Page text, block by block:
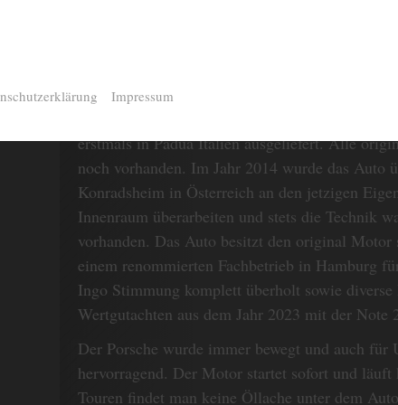
hervorragendem original Zustand. Er befindet
aubergine. Das Auto hat eine perfekt
erstmals in Padua Italien ausgeliefert. Alle
noch vorhanden. Im Jahr 2014 wurde das Auto
Konradsheim in Österreich an den jetzigen
Innenraum überarbeiten und stets die Technik
vorhanden. Das Auto besitzt den original
einem renommierten Fachbetrieb in Hamburg
Ingo Stimmung komplett überholt sowie
Wertgutachten aus dem Jahr 2023 mit der
Der Porsche wurde immer bewegt und auch
hervorragend. Der Motor startet sofort und
Touren findet man keine Öllache unter dem
Impressum